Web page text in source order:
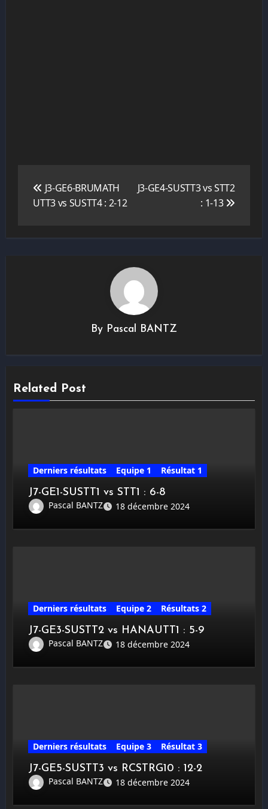
l’article
J3-GE6-BRUMATH
UTT3 vs SUSTT4 : 2-12
J3-GE4-SUSTT3 vs STT2
: 1-13
By Pascal BANTZ
Related Post
Derniers résultats Equipe 1
Résultat 1
J7-GE1-SUSTT1 vs STT1 : 6-8
Pascal BANTZ
18 décembre 2024
Derniers résultats Equipe 2
Résultats 2
J7-GE3-SUSTT2 vs HANAUTT1 : 5-9
Pascal BANTZ
18 décembre 2024
Derniers résultats Equipe 3
Résultat 3
J7-GE5-SUSTT3 vs RCSTRG10 : 12-2
Pascal BANTZ
18 décembre 2024